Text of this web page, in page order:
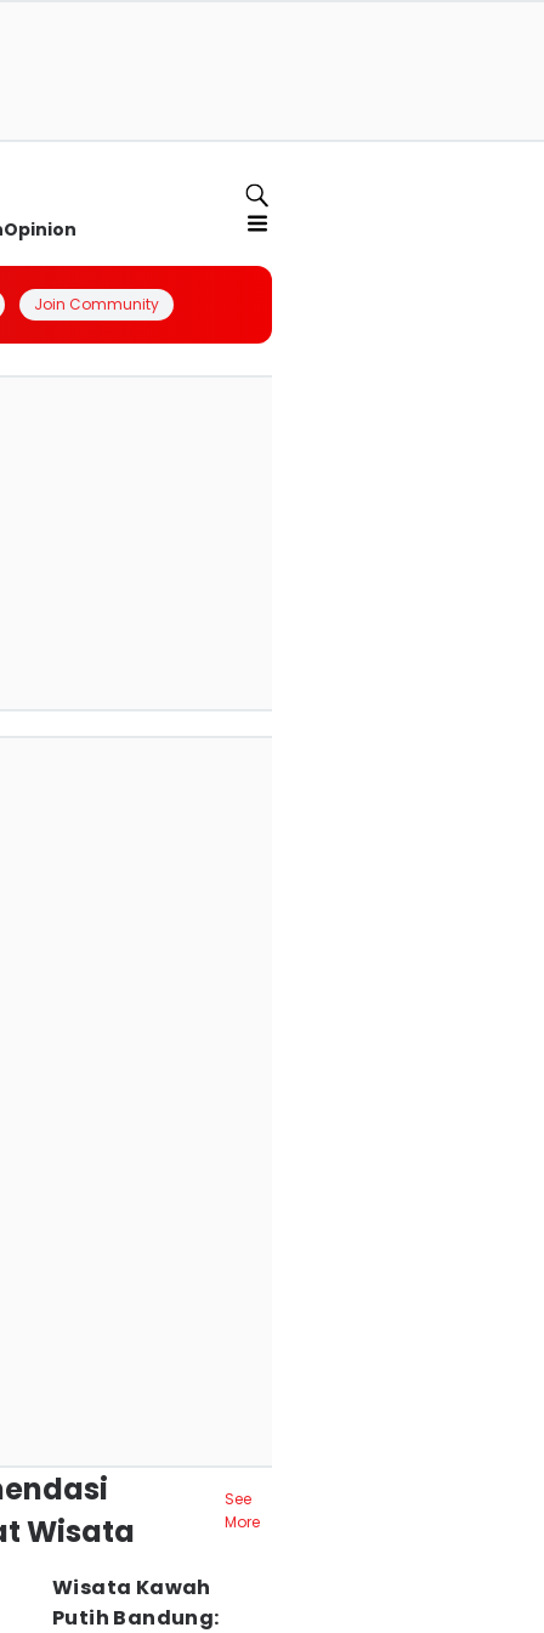
Opinion
Join Community
Wisata
See
More
Wisata Kawah
Putih Bandung: